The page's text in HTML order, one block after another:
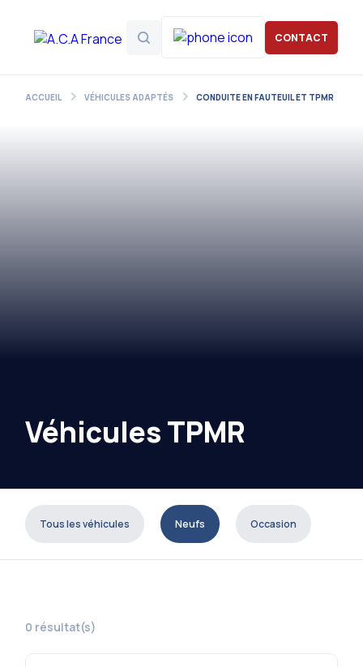
CONTACT
ACCUEIL VÉHICULES ADAPTÉS CONDUITE EN FAUTEUIL ET TPMR
Véhicules TPMR
Tous les véhicules Neufs Occasion
0 résultat(s)